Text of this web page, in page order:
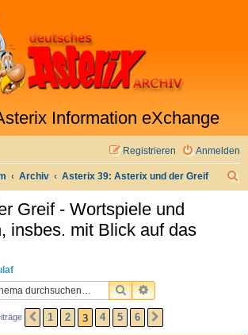
Information eXchange
Anmelden
Registrieren
Archiv Asterix 39: Asterix und der Greif
Greif - Wortspiele und
insbes. mit Blick auf das
SUCHEERWEITERTE
VORHERIGE
1 2 3 4 5 6